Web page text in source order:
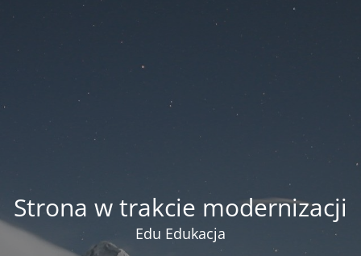
Strona w trakcie modernizacji
Edu Edukacja